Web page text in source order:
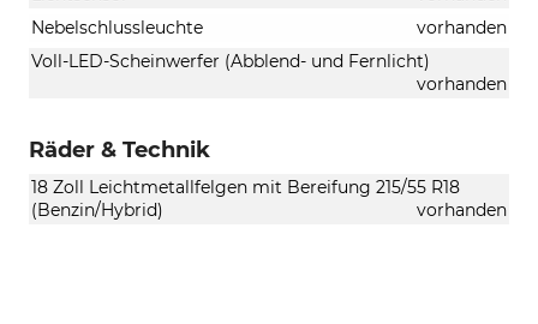
Nebelschlussleuchte
vorhanden
Voll-LED-Scheinwerfer (Abblend- und Fernlicht)
vorhanden
Räder & Technik
18 Zoll Leichtmetallfelgen mit Bereifung 215/55 R18
(Benzin/Hybrid)
vorhanden